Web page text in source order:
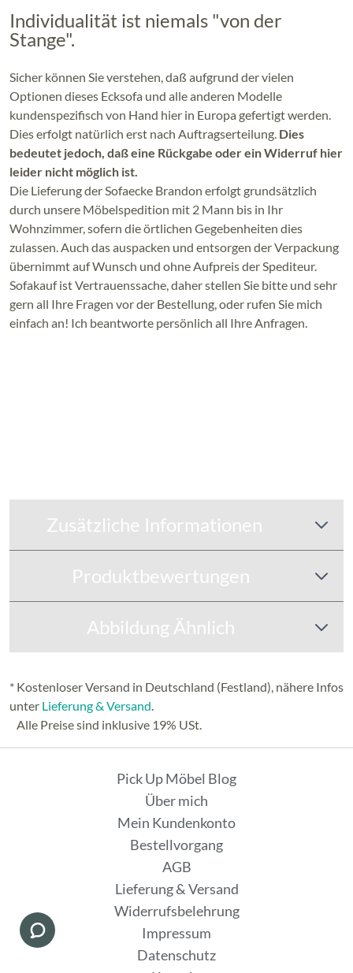
Individualität ist niemals "von der
Stange".
Sicher können Sie verstehen, daß aufgrund der vielen
Optionen dieses Ecksofa und alle anderen Modelle
kundenspezifisch von Hand hier in Europa gefertigt werden.
Dies erfolgt natürlich erst nach Auftragserteilung. Dies
bedeutet jedoch, daß eine Rückgabe oder ein Widerruf hier
leider nicht möglich ist.
Die Lieferung der Sofaecke Brandon erfolgt grundsätzlich
durch unsere Möbelspedition mit 2 Mann bis in Ihr
Wohnzimmer, sofern die örtlichen Gegebenheiten dies
zulassen. Auch das auspacken und entsorgen der Verpackung
übernimmt auf Wunsch und ohne Aufpreis der Spediteur.
Sofakauf ist Vertrauenssache, daher stellen Sie bitte und sehr
gern all Ihre Fragen vor der Bestellung, oder rufen Sie mich
einfach an! Ich beantworte persönlich all Ihre Anfragen.
Zusätzliche Informationen
Produktbewertungen
Abbildung Ähnlich
* Kostenloser Versand in Deutschland (Festland), nähere Infos
unter Lieferung & Versand
Alle Preise sind inklusive 19% USt.
Pick Up Möbel Blog
Über mich
Mein Kundenkonto
Bestellvorgang
AGB
Lieferung & Versand
Widerrufsbelehrung
Impressum
Datenschutz